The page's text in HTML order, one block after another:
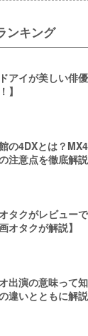
ンキング
アイが美しい俳
】
の4DXとは？
注意点を徹底解説
タクがレビュー
オタクが解説】
出演の意味って
違いとともに解